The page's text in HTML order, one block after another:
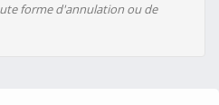
forme d'annulation ou de